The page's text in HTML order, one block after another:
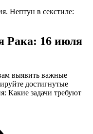
Нептун в секстиле:
Рака: 16 июля
выявить важные
достигнутые
Какие задачи требуют